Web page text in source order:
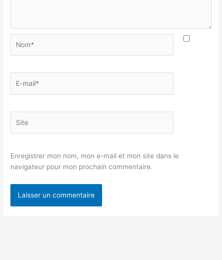
mail*
Enregistrer mon nom, mon e-mail et mon site dans le
navigateur pour mon prochain commentaire.